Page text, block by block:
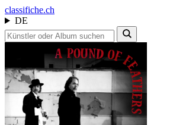
classifiche.ch
DE